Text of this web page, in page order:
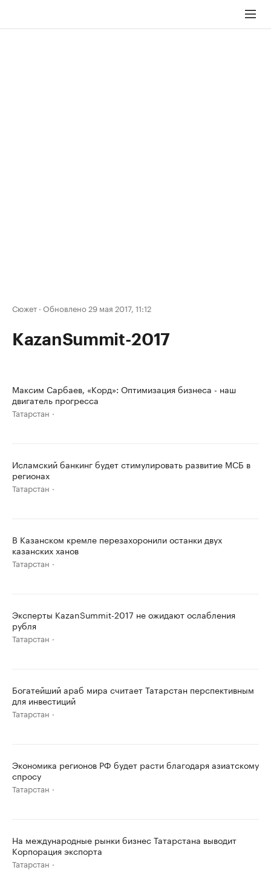
Сюжет · Обновлено 29 мая 2017, 11:12
KazanSummit-2017
Максим Сарбаев, «Корд»: Оптимизация бизнеса - наш
двигатель прогресса
Татарстан
Исламский банкинг будет стимулировать развитие МСБ в
регионах
Татарстан
В Казанском кремле перезахоронили останки двух
казанских ханов
Татарстан
Эксперты KazanSummit-2017 не ожидают ослабления
рубля
Татарстан
Богатейший араб мира считает Татарстан перспективным
для инвестиций
Татарстан
Экономика регионов РФ будет расти благодаря азиатскому
спросу
Татарстан
На международные рынки бизнес Татарстана выводит
Корпорация экспорта
Татарстан